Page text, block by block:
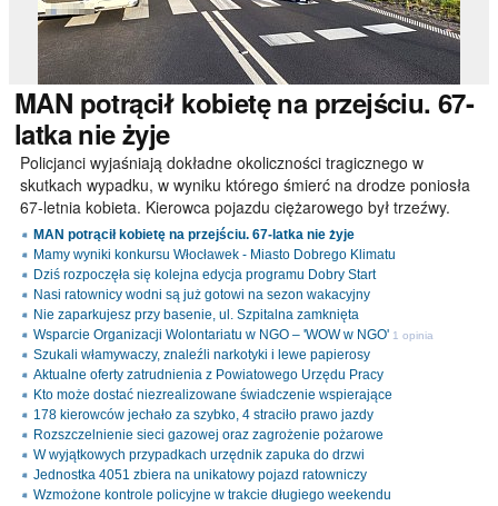
MAN potrącił kobietę na przejściu. 67-
latka nie żyje
Policjanci wyjaśniają dokładne okoliczności tragicznego w
skutkach wypadku, w wyniku którego śmierć na drodze poniosła
67-letnia kobieta. Kierowca pojazdu ciężarowego był trzeźwy.
MAN potrącił kobietę na przejściu. 67-latka nie żyje
Mamy wyniki konkursu Włocławek - Miasto Dobrego Klimatu
Dziś rozpoczęła się kolejna edycja programu Dobry Start
Nasi ratownicy wodni są już gotowi na sezon wakacyjny
Nie zaparkujesz przy basenie, ul. Szpitalna zamknięta
Wsparcie Organizacji Wolontariatu w NGO – 'WOW w NGO' 1 opinia
Szukali włamywaczy, znaleźli narkotyki i lewe papierosy
Aktualne oferty zatrudnienia z Powiatowego Urzędu Pracy
Kto może dostać niezrealizowane świadczenie wspierające
178 kierowców jechało za szybko, 4 straciło prawo jazdy
Rozszczelnienie sieci gazowej oraz zagrożenie pożarowe
W wyjątkowych przypadkach urzędnik zapuka do drzwi
Jednostka 4051 zbiera na unikatowy pojazd ratowniczy
Wzmożone kontrole policyjne w trakcie długiego weekendu